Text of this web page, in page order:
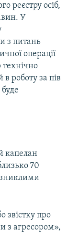
реєстру осіб,
У
з питань
операції
технічно
роботу за пів
капелан
70
зниклими
звістку про
з агресором»,